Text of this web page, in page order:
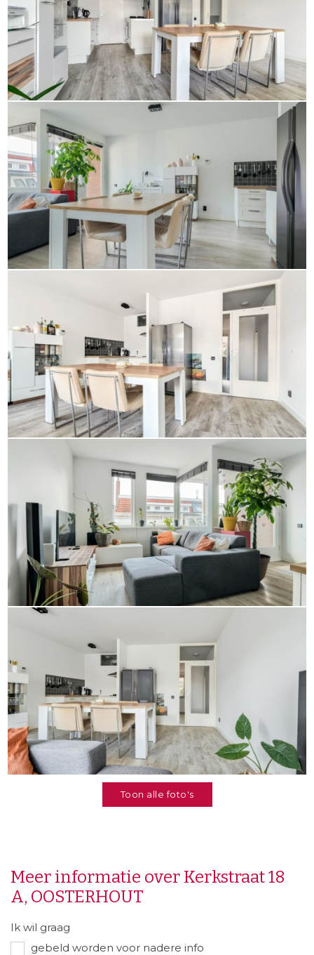
Toon alle foto's
Meer informatie over Kerkstraat 18
A, OOSTERHOUT
Ik wil graag
gebeld worden voor nadere info